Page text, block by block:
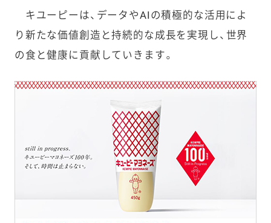
キユーピーは、データやAIの積極的な活用によ
り新たな価値創造と持続的な成長を実現し、世界
の食と健康に貢献していきます。